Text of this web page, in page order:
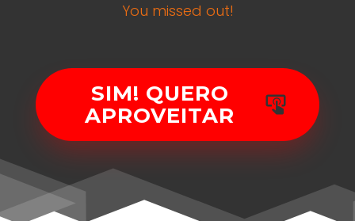
You missed out!
SIM! QUERO
APROVEITAR